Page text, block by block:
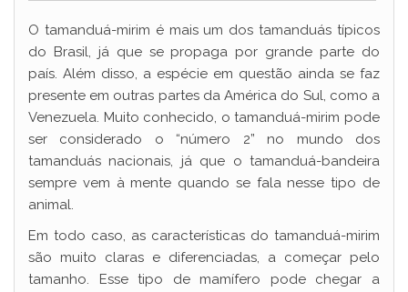
O tamanduá-mirim é mais um dos tamanduás típicos
do Brasil, já que se propaga por grande parte do
país. Além disso, a espécie em questão ainda se faz
presente em outras partes da América do Sul, como a
Venezuela. Muito conhecido, o tamanduá-mirim pode
ser considerado o “número 2” no mundo dos
tamanduás nacionais, já que o tamanduá-bandeira
sempre vem à mente quando se fala nesse tipo de
animal.
Em todo caso, as características do tamanduá-mirim
são muito claras e diferenciadas, a começar pelo
tamanho. Esse tipo de mamífero pode chegar a